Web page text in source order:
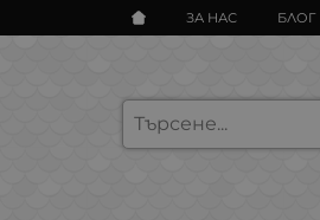
ЗА НАС БЛОГ